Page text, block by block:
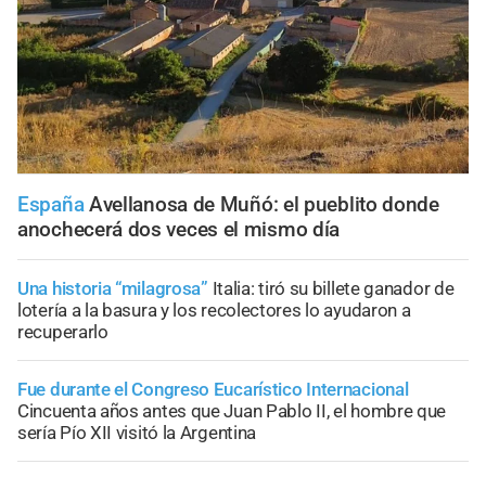
España Avellanosa de Muñó: el pueblito donde
anochecerá dos veces el mismo día
Una historia “milagrosa” Italia: tiró su billete ganador de
lotería a la basura y los recolectores lo ayudaron a
recuperarlo
Fue durante el Congreso Eucarístico Internacional
Cincuenta años antes que Juan Pablo II, el hombre que
sería Pío XII visitó la Argentina